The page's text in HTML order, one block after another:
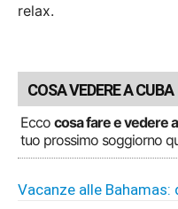
relax.
COSA VEDERE A CUBA
Ecco cosa fare e vedere
tuo prossimo soggiorno
Vacanze alle